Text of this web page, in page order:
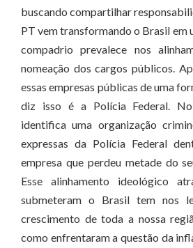
buscando compartilhar
PT vem transformando o Brasil em
compadrio prevalece nos
nomeação dos cargos públicos.
essas empresas públicas de uma
diz isso é a Polícia Federal.
identifica uma organização
expressas da Polícia Federal
empresa que perdeu metade do
Esse alinhamento ideológico
submeteram o Brasil tem nos
crescimento de toda a nossa
como enfrentaram a questão da